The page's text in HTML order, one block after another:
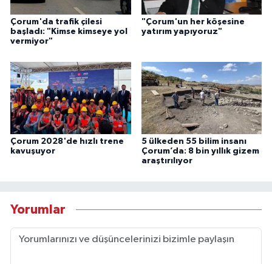
Çorum'da trafik çilesi
başladı: "Kimse kimseye yol
vermiyor"
"Çorum'un her köşesine
yatırım yapıyoruz"
Çorum 2028'de hızlı trene
kavuşuyor
5 ülkeden 55 bilim insanı
Çorum’da: 8 bin yıllık gizem
araştırılıyor
Yorumlar